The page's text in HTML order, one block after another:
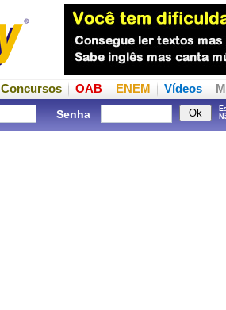
Concursos OAB ENEM Vídeos
Senha